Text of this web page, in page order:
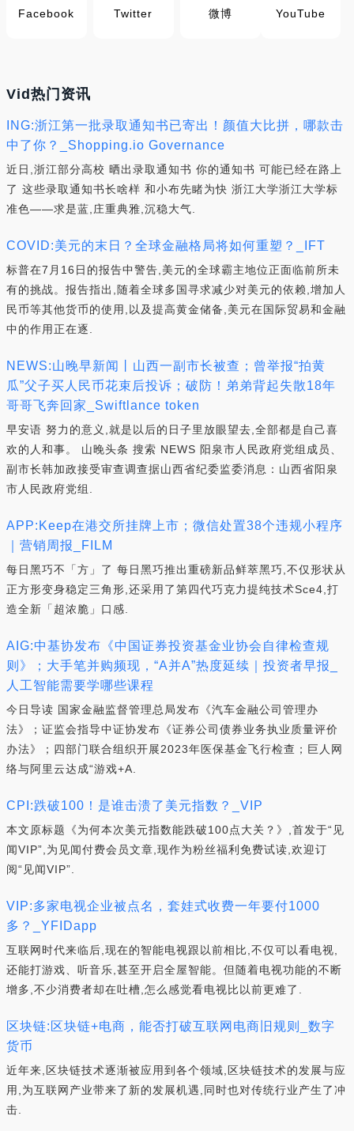
Facebook Twitter 微博 YouTube
Vid热门资讯
ING:浙江第一批录取通知书已寄出！颜值大比拼，哪款击
中了你？_Shopping.io Governance
近日,浙江部分高校 晒出录取通知书 你的通知书 可能已经在路上
了 这些录取通知书长啥样 和小布先睹为快 浙江大学浙江大学标
准色——求是蓝,庄重典雅,沉稳大气.
COVID:美元的末日？全球金融格局将如何重塑？_IFT
标普在7月16日的报告中警告,美元的全球霸主地位正面临前所未
有的挑战。报告指出,随着全球多国寻求减少对美元的依赖,增加人
民币等其他货币的使用,以及提高黄金储备,美元在国际贸易和金融
中的作用正在逐.
NEWS:山晚早新闻丨山西一副市长被查；曾举报“拍黄
瓜”父子买人民币花束后投诉；破防！弟弟背起失散18年
哥哥飞奔回家_Swiftlance token
早安语 努力的意义,就是以后的日子里放眼望去,全部都是自己喜
欢的人和事。 山晚头条 搜索 NEWS 阳泉市人民政府党组成员、
副市长韩加政接受审查调查据山西省纪委监委消息：山西省阳泉
市人民政府党组.
APP:Keep在港交所挂牌上市；微信处置38个违规小程序
｜营销周报_FILM
每日黑巧不「方」了 每日黑巧推出重磅新品鲜萃黑巧,不仅形状从
正方形变身稳定三角形,还采用了第四代巧克力提纯技术Sce4,打
造全新「超浓脆」口感.
AIG:中基协发布《中国证券投资基金业协会自律检查规
则》；大手笔并购频现，“A并A”热度延续｜投资者早报_
人工智能需要学哪些课程
今日导读 国家金融监督管理总局发布《汽车金融公司管理办
法》；证监会指导中证协发布《证券公司债券业务执业质量评价
办法》；四部门联合组织开展2023年医保基金飞行检查；巨人网
络与阿里云达成“游戏+A.
CPI:跌破100！是谁击溃了美元指数？_VIP
本文原标题《为何本次美元指数能跌破100点大关？》,首发于“见
闻VIP”,为见闻付费会员文章,现作为粉丝福利免费试读,欢迎订
阅“见闻VIP”.
VIP:多家电视企业被点名，套娃式收费一年要付1000
多？_YFIDapp
互联网时代来临后,现在的智能电视跟以前相比,不仅可以看电视,
还能打游戏、听音乐,甚至开启全屋智能。但随着电视功能的不断
增多,不少消费者却在吐槽,怎么感觉看电视比以前更难了.
区块链:区块链+电商，能否打破互联网电商旧规则_数字
货币
近年来,区块链技术逐渐被应用到各个领域,区块链技术的发展与应
用,为互联网产业带来了新的发展机遇,同时也对传统行业产生了冲
击.